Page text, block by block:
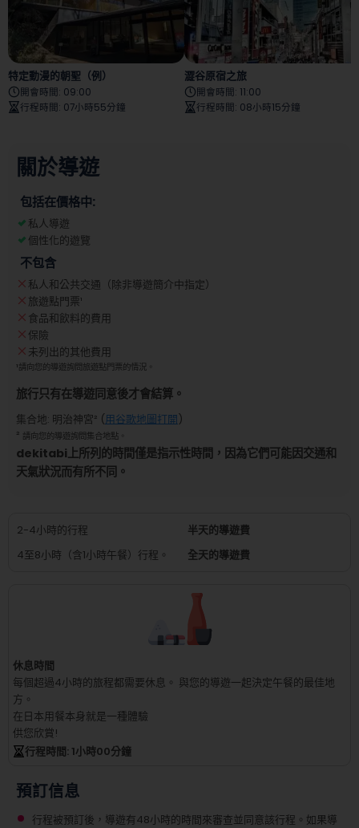
特定動漫的朝聖（例）
開會時間: 09:00
行程時間: 07小時55分鐘
澀谷原宿之旅
開會時間: 11:00
行程時間: 08小時15分鐘
關於導遊
包括在價格中:
私人導遊
個性化的遊覽
不包含
私人和公共交通（除非導遊簡介中指定）
旅遊點門票¹
食品和飲料的費用
保險
未列出的其他費用
¹請向您的導遊詢問旅遊點門票的情況。
旅行只有在導遊同意後才會結算。
集合地: 明治神宮² (用谷歌地圖打開)
² 請向您的導遊詢問集合地點。
dekitabi上所列的時間僅是指示性時間，因為它們可能因交通和
天氣狀況而有所不同。
2-4小時的行程
半天的導遊費
4至8小時（含1小時午餐）行程。
全天的導遊費
休息時間
每個超過4小時的旅程都需要休息。 與您的導遊一起決定午餐的最佳地
方。
在日本用餐本身就是一種體驗
供您欣賞!
行程時間: 1小時00分鐘
預訂信息
行程被預訂後，導遊有48小時的時間來審查並同意該行程。如果導